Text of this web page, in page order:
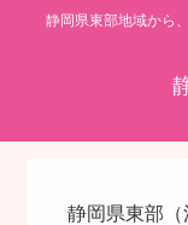
静岡県東部地域から
静岡県東部